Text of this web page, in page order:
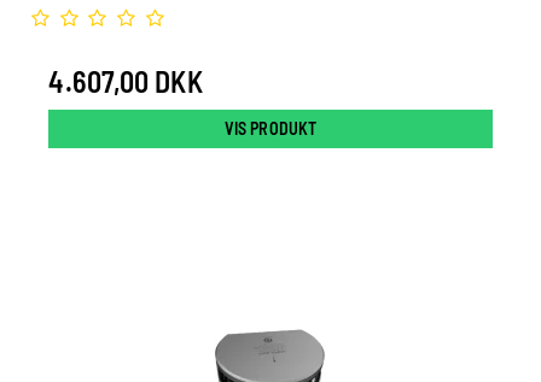
4.607,00 DKK
VIS PRODUKT